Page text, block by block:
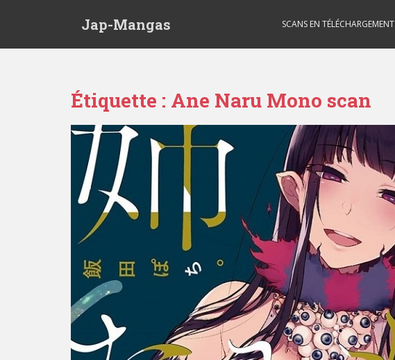
Jap-Mangas SCANS EN TÉLÉCHARGEMENT
Étiquette : Ane Naru Mono scan